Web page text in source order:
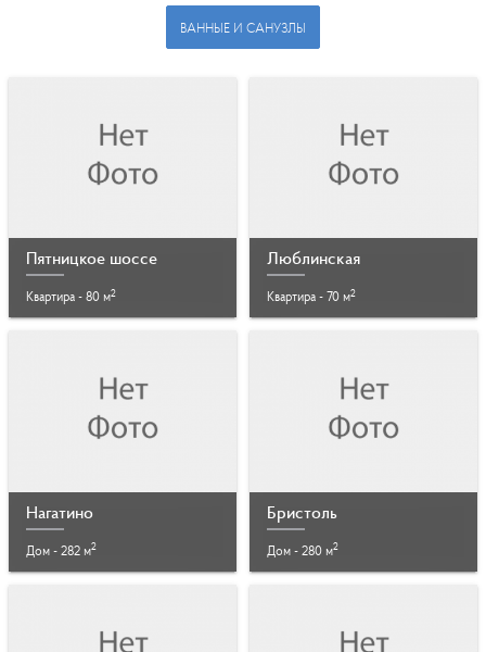
ВАННЫЕ И САНУЗЛЫ
Пятницкое шоссе
Квартира - 80 м2
Люблинская
Квартира - 70 м2
Нагатино
Дом - 282 м2
Бристоль
Дом - 280 м2